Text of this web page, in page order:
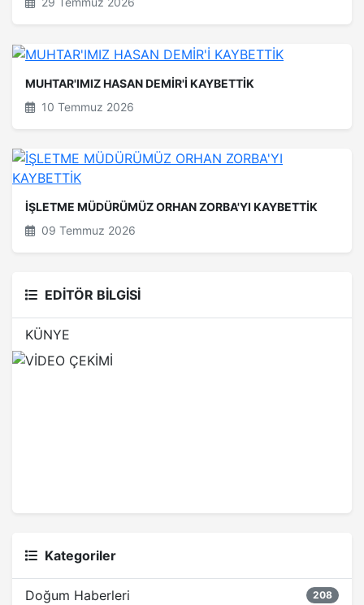
MUHTAR'IMIZ HASAN DEMİR'İ KAYBETTİK
10 Temmuz 2026
İŞLETME MÜDÜRÜMÜZ ORHAN ZORBA'YI KAYBETTİK
09 Temmuz 2026
EDİTÖR BİLGİSİ
KÜNYE
Kategoriler
Doğum Haberleri 208